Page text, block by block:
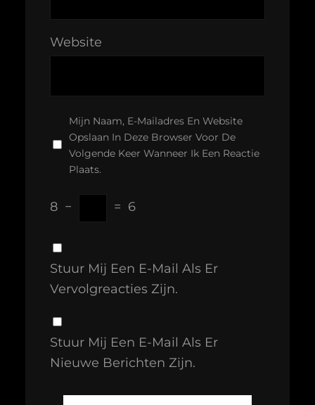
Website
Mijn Naam, E-Mailadres En Website
Opslaan In Deze Browser Voor De
Volgende Keer Wanneer Ik Een Reactie
Plaats.
8 − = 6
Stuur Mij Een E-Mail Als Er
Vervolgreacties Zijn.
Stuur Mij Een E-Mail Als Er
Nieuwe Berichten Zijn.